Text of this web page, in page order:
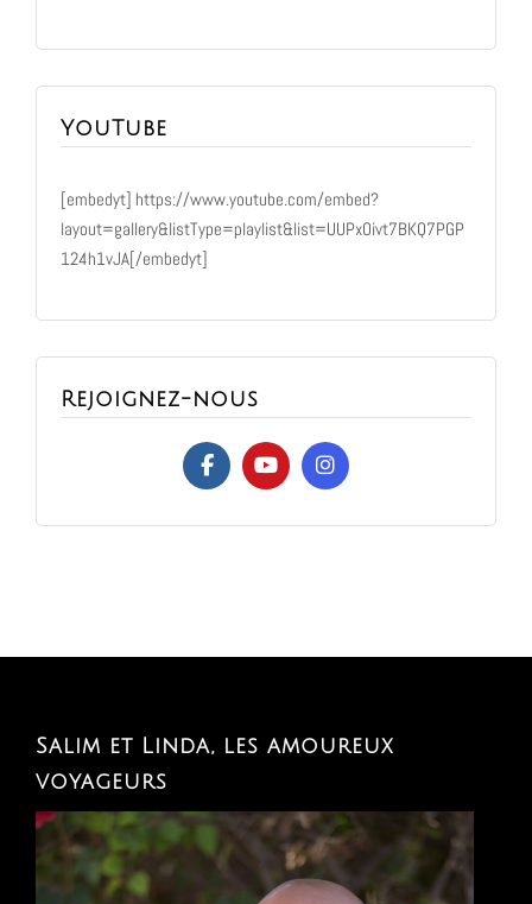
YouTube
[embedyt] https://www.youtube.com/embed?
layout=gallery&listType=playlist&list=UUPxOivt7BKQ7PGP
124h1vJA[/embedyt]
Rejoignez-nous
Salim et Linda, les amoureux
voyageurs